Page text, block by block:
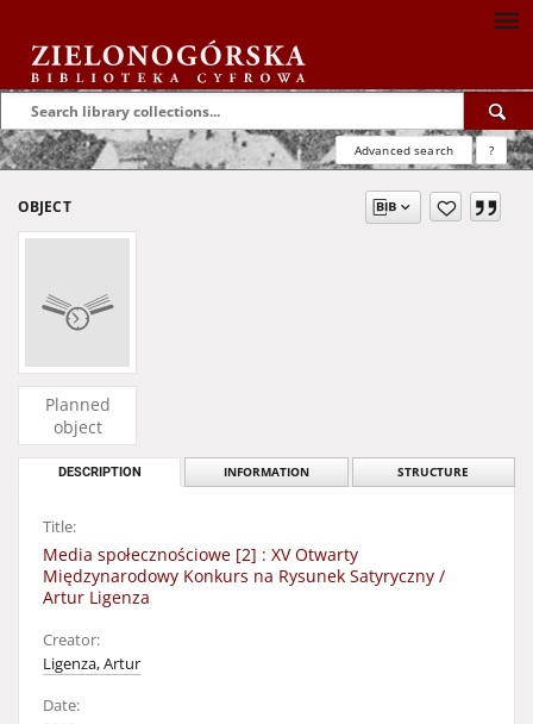
Advanced search ?
OBJECT
Planned
object
DESCRIPTION INFORMATION STRUCTURE
Title:
Media społecznościowe [2] : XV Otwarty
Międzynarodowy Konkurs na Rysunek Satyryczny /
Artur Ligenza
Creator:
Ligenza, Artur
Date: